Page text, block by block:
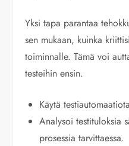
Yksi tapa parantaa
sen mukaan, kuinka
toiminnalle. Tämä voi
testeihin ensin.
Käytä
Analysoi testituloksia
prosessia tarvittaessa.